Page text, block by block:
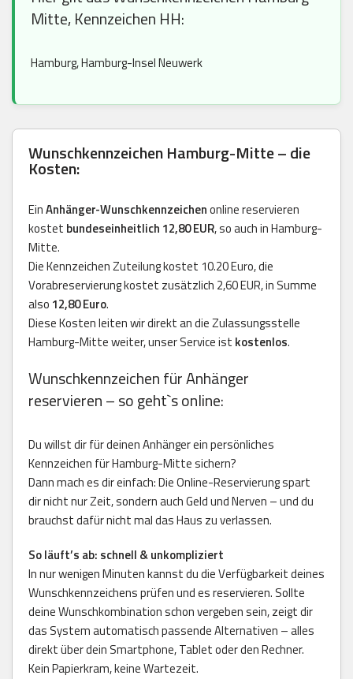
Mitte, Kennzeichen HH:
Hamburg, Hamburg-Insel Neuwerk
Wunschkennzeichen Hamburg-Mitte – die
Kosten:
EinAnhänger-Wunschkennzeichenonline reservieren
kostet bundeseinheitlich 12,80 EUR, so auch in Hamburg-
Mitte.
Die Kennzeichen Zuteilung kostet 10.20 Euro, die
Vorabreservierung kostet zusätzlich 2,60 EUR, in Summe
also 12,80 Euro.
Diese Kosten leiten wir direkt an die Zulassungsstelle
Hamburg-Mitte weiter, unser Service ist kostenlos.
Wunschkennzeichen für Anhänger
reservieren – so geht`s online:
Du willst dir für deinen Anhänger ein persönliches
Kennzeichen für Hamburg-Mitte sichern?
Dann mach es dir einfach: Die Online-Reservierung spart
dir nicht nur Zeit, sondern auch Geld und Nerven – und du
brauchst dafür nicht mal das Haus zu verlassen.
So läuft’s ab: schnell & unkompliziert
In nur wenigen Minuten kannst du die Verfügbarkeit deines
Wunschkennzeichens prüfen und es reservieren. Sollte
deine Wunschkombination schon vergeben sein, zeigt dir
das System automatisch passende Alternativen – alles
direkt über dein Smartphone, Tablet oder den Rechner.
Kein Papierkram, keine Wartezeit.